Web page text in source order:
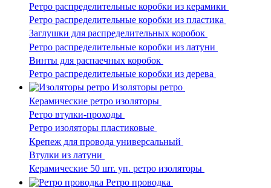
Ретро распределительные коробки из керамики
Ретро распределительные коробки из пластика
Заглушки для распределительных коробок
Ретро распределительные коробки из латуни
Винты для распаечных коробок
Ретро распределительные коробки из дерева
Изоляторы ретро
Керамические ретро изоляторы
Ретро втулки-проходы
Ретро изоляторы пластиковые
Крепеж для провода универсальный
Втулки из латуни
Керамические 50 шт. уп. ретро изоляторы
Ретро проводка